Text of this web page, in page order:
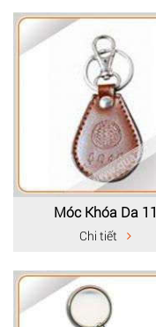
Móc Khóa Da 11
Chi tiết